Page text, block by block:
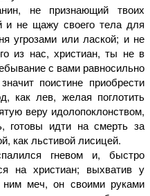
не признающий твоих
и не щажу своего тела для
угрозами или лаской; и не
из нас, христиан, ты не в
с вами равносильно
поистине приобрести
как лев, желая поглотить
веру идолопоклонством,
готовы идти на смерть за
как льстивой лисицей.
гневом и, быстро
на христиан; выхватив у
ним меч, он своими руками